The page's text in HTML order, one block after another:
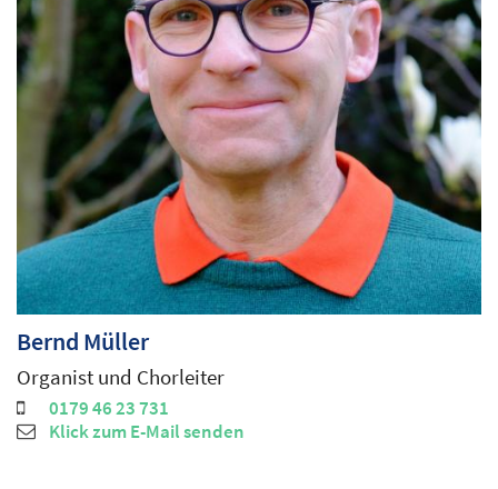
Bernd Müller
Organist und Chorleiter
0179 46 23 731
Klick zum E-Mail senden